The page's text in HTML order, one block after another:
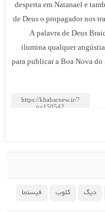
desperta em Natanael e
de Deus o propagador nos
Braido reflete sobre a passagem de Lucas 24, 1 – ۳٫ A palavra de Deus
ilumina qualquer
para publicar a Boa Nova
دیگ کلوب فیسنما